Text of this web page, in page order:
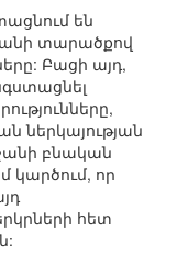
են
տարածքով
Բացի այդ,
ներկայության
բնական
կարծում, որ
հետ